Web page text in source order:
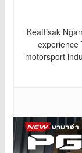
Keattisak
experience
motorsport